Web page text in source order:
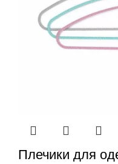
Плечики для